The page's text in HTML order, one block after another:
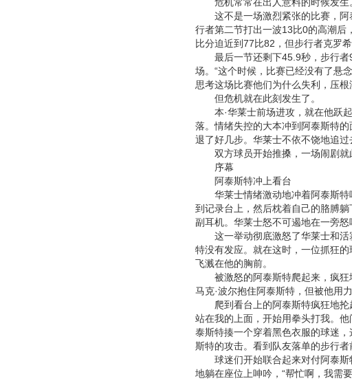
这不是一场激烈紧张的比赛，阿
行者第二节打出一波13比0的高潮后
比分迫近到77比82，但步行者克罗
最后一节还剩下45.9秒，步行者
场。“这个时候，比赛已经没有了悬
思考这场比赛他们为什么失利，压
但危机就在此刻发生了。
本·华莱士前场进攻，就在他跃起
落。情绪失控的大本冲到阿泰斯特
退了好几步。华莱士不依不饶地追
双方球员开始推搡，一场闹剧就
序幕
阿泰斯特冲上看台
华莱士情绪激动地冲着阿泰斯特
到记录台上，然后枕着自己的胳膊
副耳机。华莱士怒不可遏地在一旁怒
这一举动彻底激怒了华莱士和活
特没有发应。就在这时，一位抓狂
飞溅在他的胸前。
被激怒的阿泰斯特爬起来，疯狂
马克·波尔抱住阿泰斯特，但被他用
爬到看台上的阿泰斯特疯狂地抡
站在我的上面，开始用拳头打我。他
泰斯特揍一个穿着黑色衣服的球迷
斯特的攻击。看到队友落单的步行
球迷们开始联合起来对付阿泰斯
地躺在座位上呻吟，“帮忙啊，我需